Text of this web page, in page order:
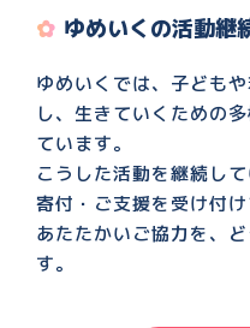
ゆめいくの活動継
ゆめいくでは、子ども
し、生きていくための
ています。
こうした活動を継続し
寄付・ご支援を受け付け
あたたかいご協力を、
す。